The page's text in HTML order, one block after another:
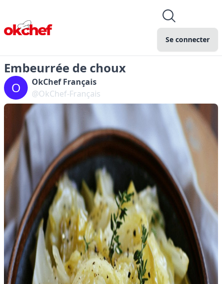
Se connecter
Embeurrée de choux
O
OkChef Français
@OkChef-Français